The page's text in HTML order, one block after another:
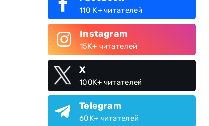
110 K+ читателей
Instagram
15K+ читателей
X
100K+ читателей
Telegram
60K+ читателей